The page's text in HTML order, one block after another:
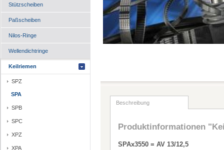
Stützscheiben
Paßscheiben
Nilos-Ringe
Wellendichtringe
Keilriemen
SPZ
SPA
SPB
SPC
XPZ
XPA
Beschreibung
Produktinformationen
SPAx3550 = AV 13/12,5